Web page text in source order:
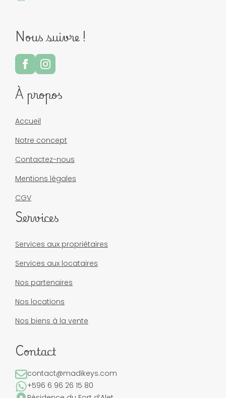
Nous suivre !
À propos
Accueil
Notre concept
Contactez-nous
Mentions légales
CGV
Services
Services aux propriétaires
Services aux locataires
Nos partenaires
Nos locations
Nos biens à la vente
Contact
contact@madikeys.com
+596 6 96 26 15 80